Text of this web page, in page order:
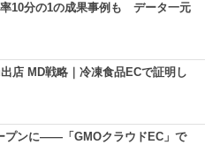
10分の1の成果事例も データ一元
店 MD戦略｜冷凍食品ECで証明し
プンに――「GMOクラウドEC」で